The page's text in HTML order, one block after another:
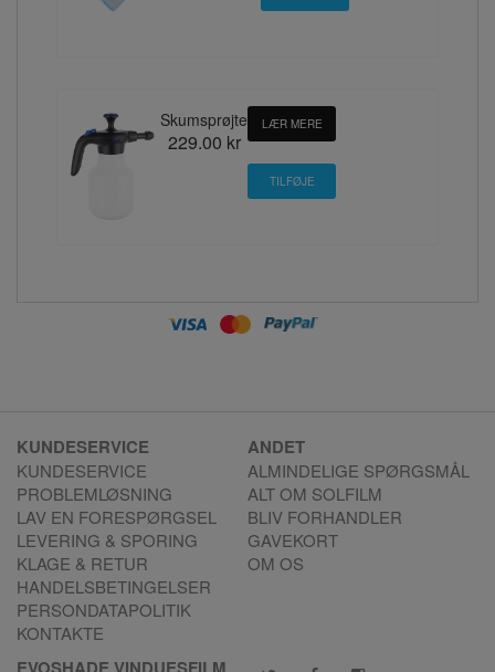
Skumsprøjte
229.00 kr
LÆR MERE
KUNDESERVICE
KUNDESERVICE
PROBLEMLØSNING
LAV EN FORESPØRGSEL
LEVERING & SPORING
KLAGE & RETUR
HANDELSBETINGELSER
PERSONDATAPOLITIK
KONTAKTE
ANDET
ALMINDELIGE SPØRGSMÅL
ALT OM SOLFILM
BLIV FORHANDLER
GAVEKORT
OM OS